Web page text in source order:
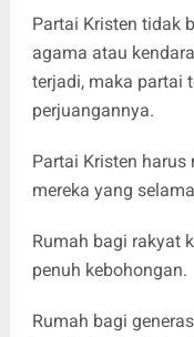
Partai Kristen tidak
agama atau
terjadi, maka partai
perjuangannya.
Partai Kristen
mereka yang
Rumah bagi rakyat
penuh kebohongan.
Rumah bagi